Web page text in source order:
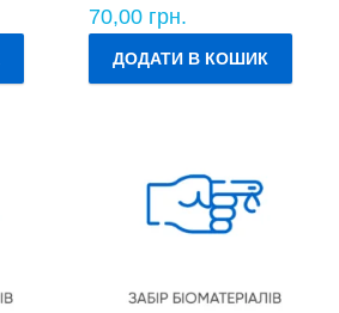
70,00 грн.
ДОДАТИ В КОШИК